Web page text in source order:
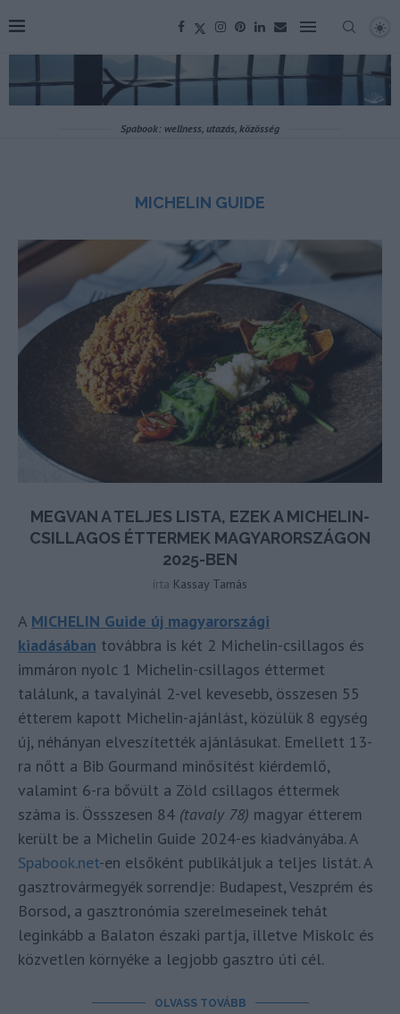
Spabook: wellness, utazás, közösség
MICHELIN GUIDE
MEGVAN A TELJES LISTA, EZEK A MICHELIN-
CSILLAGOS ÉTTERMEK MAGYARORSZÁGON
2025-BEN
írta Kassay Tamás
A MICHELIN Guide új magyarországi
kiadásában továbbra is két 2 Michelin-csillagos és
immáron nyolc 1 Michelin-csillagos éttermet
találunk, a tavalyinál 2-vel kevesebb, összesen 55
étterem kapott Michelin-ajánlást, közülük 8 egység
új, néhányan elveszítették ajánlásukat. Emellett 13-
ra nőtt a Bib Gourmand minősítést kiérdemlő,
valamint 6-ra bővült a Zöld csillagos éttermek
száma is. Össszesen 84 (tavaly 78) magyar étterem
került be a Michelin Guide 2024-es kiadványába. A
Spabook.net-en elsőként publikáljuk a teljes listát. A
gasztrovármegyék sorrendje: Budapest, Veszprém és
Borsod, a gasztronómia szerelmeseinek tehát
leginkább a Balaton északi partja, illetve Miskolc és
közvetlen környéke a legjobb gasztro úti cél.
OLVASS TOVÁBB